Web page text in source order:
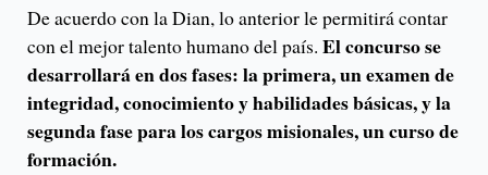
De acuerdo con la Dian, lo anterior le permitirá contar
con el mejor talento humano del país. El concurso se
desarrollará en dos fases: la primera, un examen de
integridad, conocimiento y habilidades básicas, y la
segunda fase para los cargos misionales, un curso de
formación.